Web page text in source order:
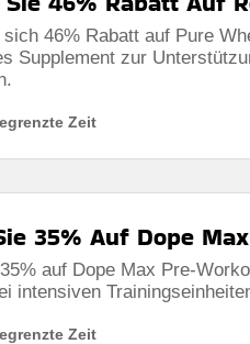
angebot
angeboten kombinierbar
finden sie auf der
46% Rabatt auf Pure
Supplement zur
Zeit
35% Auf Dope
auf Dope Max Pre-
intensiven
Zeit